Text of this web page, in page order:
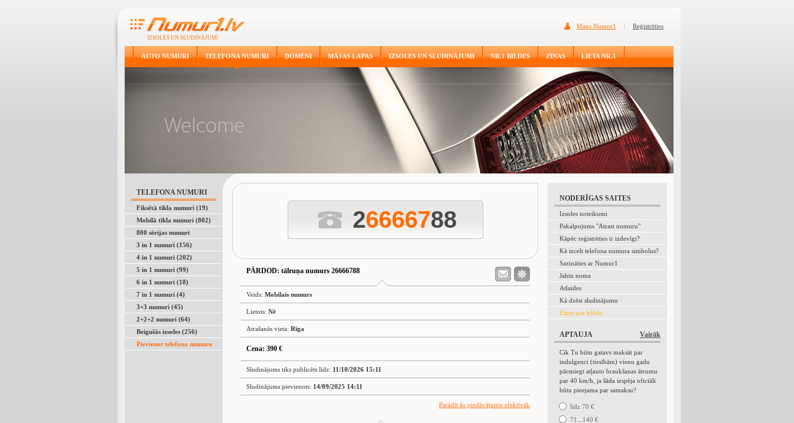
Mans Numur1 | Reģistrēties
IZSOLES UN SLUDINĀJUMI
AUTO NUMURI TELEFONA NUMURI DOMĒNI MĀJAS LAPAS IZSOLES UN SLUDINĀJUMI NR.1 BILDES ZIŅAS LIETA NR.1
TELEFONA NUMURI
Fiksētā tīkla numuri (19)
Mobilā tīkla numuri (802)
800 sērijas numuri
3 in 1 numuri (156)
4 in 1 numuri (202)
5 in 1 numuri (99)
6 in 1 numuri (18)
7 in 1 numuri (4)
3+3 numuri (45)
2+2+2 numuri (64)
Beigušās izsoles (256)
Pievienot telefona numuru
26666788
PĀRDOD: tālruņa numurs 26666788
Veids: Mobilais numurs
Lietots: Nē
Atrašanās vieta: Rīga
Cena: 390 €
Sludinājums tiks publicēts līdz: 11/10/2026 15:11
Sludinājums pievienots: 14/09/2025 14:11
Parādīt šo piedāvājumu efektīvāk
NODERĪGAS SAITES
Izsoles noteikumi
Pakalpojums "Atrast numuru"
Kāpēc reģistrēties ir izdevīgi?
Kā izcelt telefona numura simbolus?
Sazināties ar Numur1
Jahtu noma
Atlaides
Kā dzēst sludinājumu
Ziņot par kļūdu
Vairāk
APTAUJA
Cik Tu būtu gatavs maksāt par
indulgenci (tiesībām) vienu gadu
pārsniegt atļauto braukšanas ātrumu
par 40 km/h, ja šāda iespēja oficiāli
būtu pieejama par samaksu?
līdz 70 €
71...140 €